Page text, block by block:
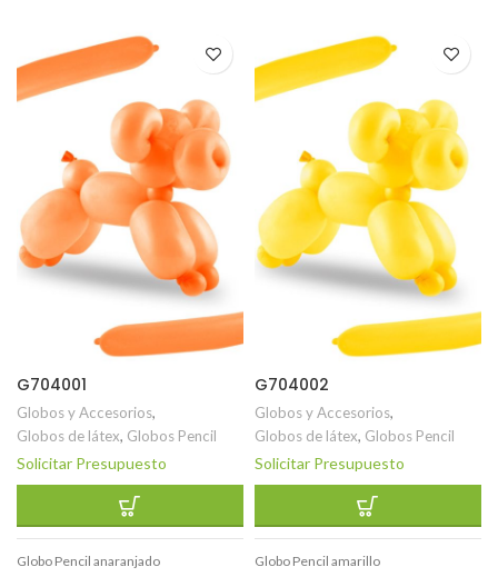
G704001
Globos y Accesorios,
Globos de látex, Globos Pencil
Solicitar Presupuesto
Globo Pencil anaranjado
G704002
Globos y Accesorios,
Globos de látex, Globos Pencil
Solicitar Presupuesto
Globo Pencil amarillo